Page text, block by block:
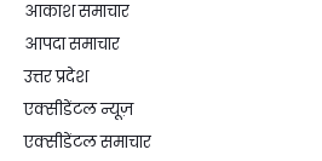
आकाश समाचार
आपदा समाचार
उत्तर प्रदेश
एक्सीडेंटल न्यूज़
एक्सीडेंटल समाचार